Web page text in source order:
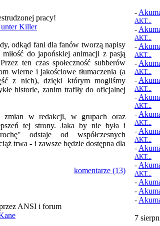
pracy!
Killer
odkąd fani dla fanów tworzą napisy
miłość do japońskiej animacji z pasją
ten czas społeczność subberów
wierne i jakościowe tłumaczenia (a
z nich), dzięki którym mogliśmy
historie, zanim trafiły do oficjalnej
w redakcji, w grupach oraz
tej strony. Jaka by nie była i
odstaje od współczesnych
trwa - i zawsze będzie dostępna dla
komentarze (13)
ANSI i forum
-
AKT...
-
AKT...
-
AKT...
-
AKT...
-
AKT...
-
AKT...
-
AKT...
-
AKT...
-
AKT...
-
AKT...
-
-
-
7